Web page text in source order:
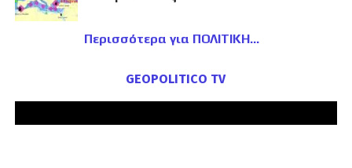
Περισσότερα για ΠΟΛΙΤΙΚΗ
GEOPOLITICO TV